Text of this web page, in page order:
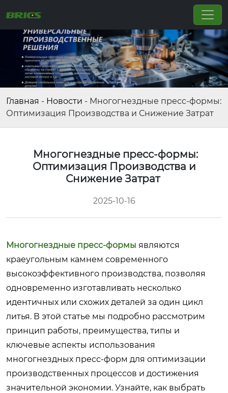
Главная - Новости - Многогнездные пресс-формы:
Оптимизация Производства и Снижение Затрат
Многогнездные пресс-формы:
Оптимизация Производства и
Снижение Затрат
2025-10-16
Многогнездные пресс-формы являются
краеугольным камнем современного
высокоэффективного производства, позволяя
одновременно изготавливать несколько
идентичных или схожих деталей за один цикл
литья. В этой статье мы подробно рассмотрим
принцип работы, преимущества, типы и
ключевые аспекты использования
многогнездных пресс-форм для оптимизации
производственных процессов и достижения
значительной экономии. Узнайте, как выбрать